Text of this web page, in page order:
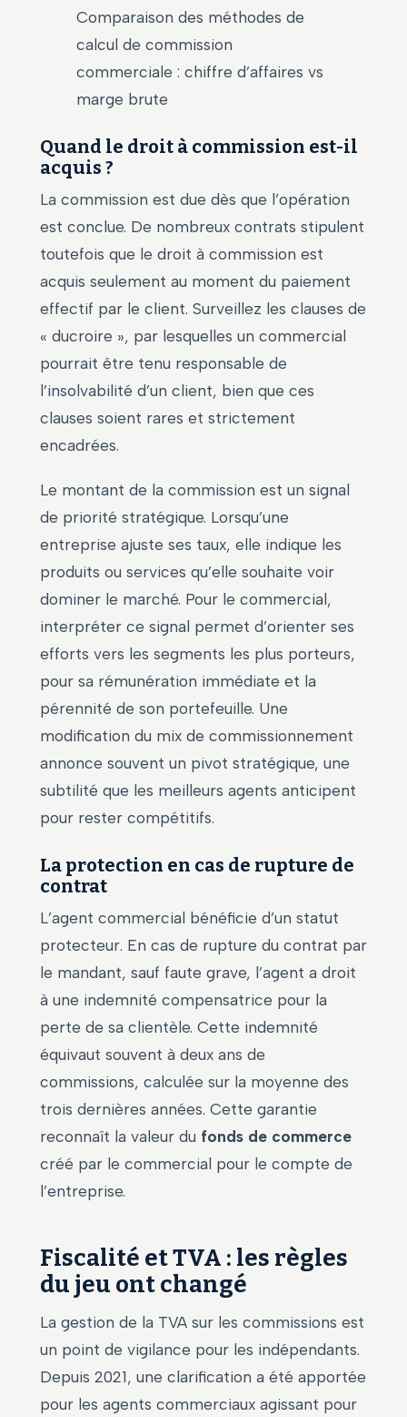
Comparaison des méthodes de
calcul de commission
commerciale : chiffre d’affaires vs
marge brute
Quand le droit à commission est-il
acquis ?
La commission est due dès que l’opération
est conclue. De nombreux contrats stipulent
toutefois que le droit à commission est
acquis seulement au moment du paiement
effectif par le client. Surveillez les clauses de
« ducroire », par lesquelles un commercial
pourrait être tenu responsable de
l’insolvabilité d’un client, bien que ces
clauses soient rares et strictement
encadrées.
Le montant de la commission est un signal
de priorité stratégique. Lorsqu’une
entreprise ajuste ses taux, elle indique les
produits ou services qu’elle souhaite voir
dominer le marché. Pour le commercial,
interpréter ce signal permet d’orienter ses
efforts vers les segments les plus porteurs,
pour sa rémunération immédiate et la
pérennité de son portefeuille. Une
modification du mix de commissionnement
annonce souvent un pivot stratégique, une
subtilité que les meilleurs agents anticipent
pour rester compétitifs.
La protection en cas de rupture de
contrat
L’agent commercial bénéficie d’un statut
protecteur. En cas de rupture du contrat par
le mandant, sauf faute grave, l’agent a droit
à une indemnité compensatrice pour la
perte de sa clientèle. Cette indemnité
équivaut souvent à deux ans de
commissions, calculée sur la moyenne des
trois dernières années. Cette garantie
reconnaît la valeur du fonds de commerce
créé par le commercial pour le compte de
l’entreprise.
Fiscalité et TVA : les règles
du jeu ont changé
La gestion de la TVA sur les commissions est
un point de vigilance pour les indépendants.
Depuis 2021, une clarification a été apportée
pour les agents commerciaux agissant pour